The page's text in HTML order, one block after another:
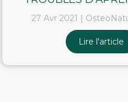
27 Avr 2021
Lire l'article